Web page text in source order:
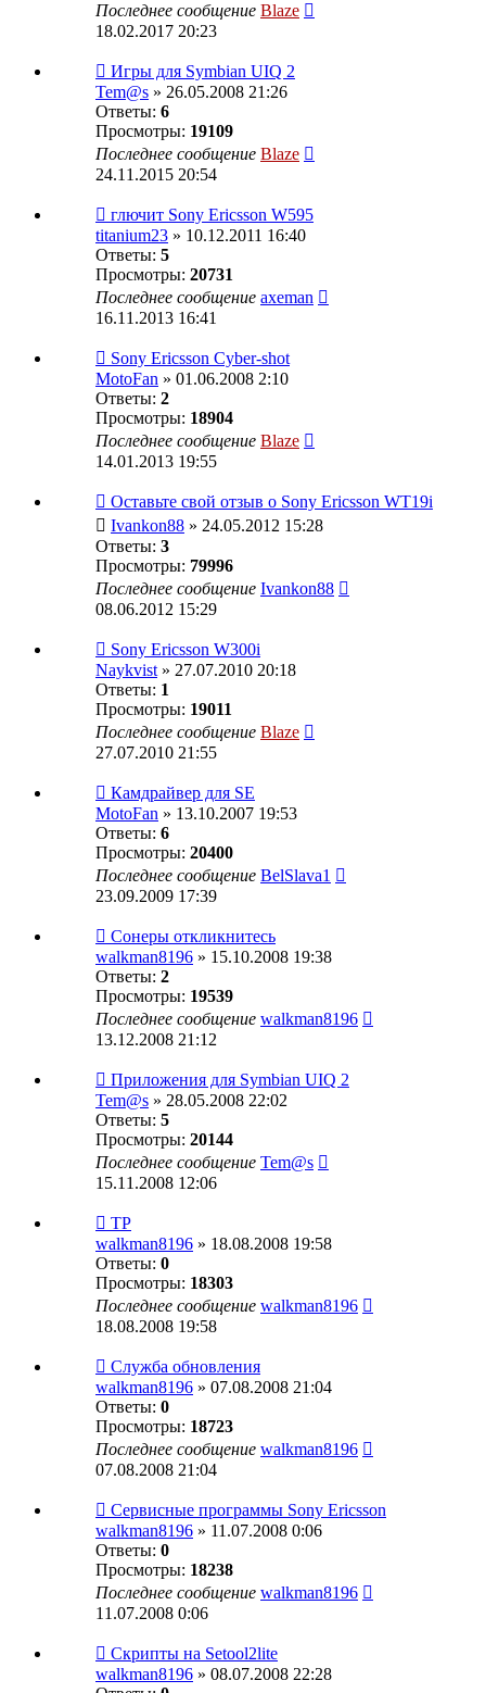
Последнее сообщение Blaze
18.02.2017 20:23
Игры для Symbian UIQ 2
Tem@s » 26.05.2008 21:26
Ответы: 6
Просмотры: 19109
Последнее сообщение Blaze
24.11.2015 20:54
глючит Sony Ericsson W595
titanium23 » 10.12.2011 16:40
Ответы: 5
Просмотры: 20731
Последнее сообщение axeman
16.11.2013 16:41
Sony Ericsson Cyber-shot
MotoFan » 01.06.2008 2:10
Ответы: 2
Просмотры: 18904
Последнее сообщение Blaze
14.01.2013 19:55
Оставьте свой отзыв о Sony Ericsson WT19i
Ivankon88 » 24.05.2012 15:28
Ответы: 3
Просмотры: 79996
Последнее сообщение Ivankon88
08.06.2012 15:29
Sony Eriсsson W300i
Naykvist» 27.07.2010 20:18
Ответы: 1
Просмотры: 19011
Последнее сообщение Blaze
27.07.2010 21:55
Камдрайвер для SE
MotoFan » 13.10.2007 19:53
Ответы: 6
Просмотры: 20400
Последнее сообщение BelSlava1
23.09.2009 17:39
Сонеры откликнитесь
walkman8196 » 15.10.2008 19:38
Ответы: 2
Просмотры: 19539
Последнее сообщение walkman8196
13.12.2008 21:12
Приложения для Symbian UIQ 2
Tem@s » 28.05.2008 22:02
Ответы: 5
Просмотры: 20144
Последнее сообщение Tem@s
15.11.2008 12:06
TP
walkman8196 » 18.08.2008 19:58
Ответы: 0
Просмотры: 18303
Последнее сообщение walkman8196
18.08.2008 19:58
Служба обновления
walkman8196 » 07.08.2008 21:04
Ответы: 0
Просмотры: 18723
Последнее сообщение walkman8196
07.08.2008 21:04
Сервисные программы Sony Eriсsson
walkman8196 » 11.07.2008 0:06
Ответы: 0
Просмотры: 18238
Последнее сообщение walkman8196
11.07.2008 0:06
Скрипты на Setool2lite
walkman8196 » 08.07.2008 22:28